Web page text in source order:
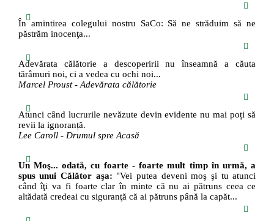
În amintirea colegului nostru SaCo: Să ne străduim să ne
păstrăm inocenţa...
Adevărata călătorie a descoperirii nu înseamnă a căuta
tărâmuri noi, ci a vedea cu ochi noi...
Marcel Proust - Adevărata călătorie
Atunci când lucrurile nevăzute devin evidente nu mai poți să
revii la ignoranță.
Lee Caroll - Drumul spre Acasă
Un Moş... odată, cu foarte - foarte mult timp în urmă, a
spus unui Călător aşa: "Vei putea deveni moş şi tu atunci
când îţi va fi foarte clar în minte că nu ai pătruns ceea ce
altădată credeai cu siguranţă că ai pătruns până la capăt...